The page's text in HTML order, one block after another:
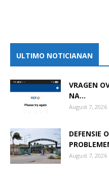
ULTIMO NOTICIANAN
VRAGEN
NA...
August 7, 2026
DEFENSIE
August 7, 2026